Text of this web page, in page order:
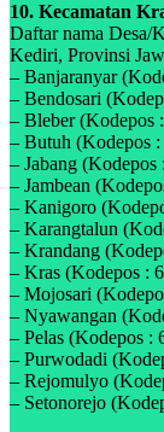
10. Kecamatan
Daftar nama Desa/
Kediri, Provinsi
– Banjaranyar
– Bendosari
– Bleber (Kodepos
– Butuh (Kodepos
– Jabang (Kodepos
– Jambean
– Kanigoro
– Karangtalun
– Krandang
– Kras (Kodepos :
– Mojosari
– Nyawangan
– Pelas (Kodepos :
– Purwodadi
– Rejomulyo
– Setonorejo